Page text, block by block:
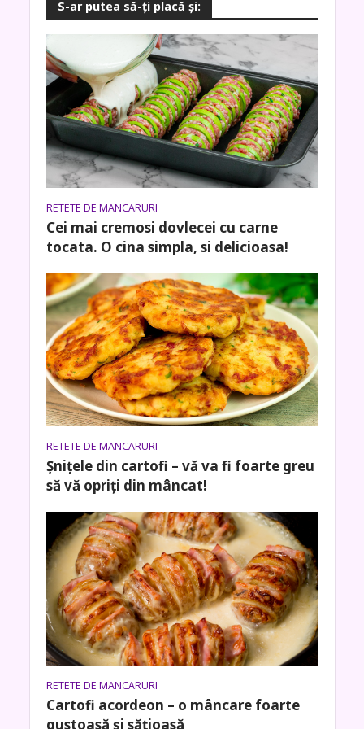
S-ar putea să-ţi placă şi:
RETETE DE MANCARURI
Cei mai cremosi dovlecei cu carne
tocata. O cina simpla, si delicioasa!
RETETE DE MANCARURI
Şniţele din cartofi – vă va fi foarte greu
să vă opriți din mâncat!
RETETE DE MANCARURI
Cartofi acordeon – o mâncare foarte
gustoasă și sățioasă